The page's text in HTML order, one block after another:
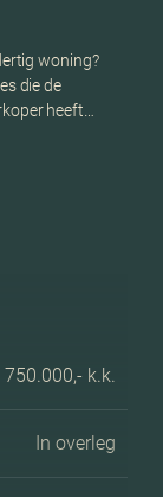
woning?
die de
heeft…
750.000,- k.k.
In overleg